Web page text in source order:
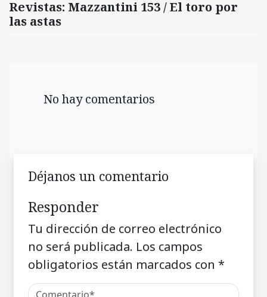
Revistas: Mazzantini 153 / El toro por
las astas
No hay comentarios
Déjanos un comentario
Responder
Tu dirección de correo electrónico
no será publicada. Los campos
obligatorios están marcados con *